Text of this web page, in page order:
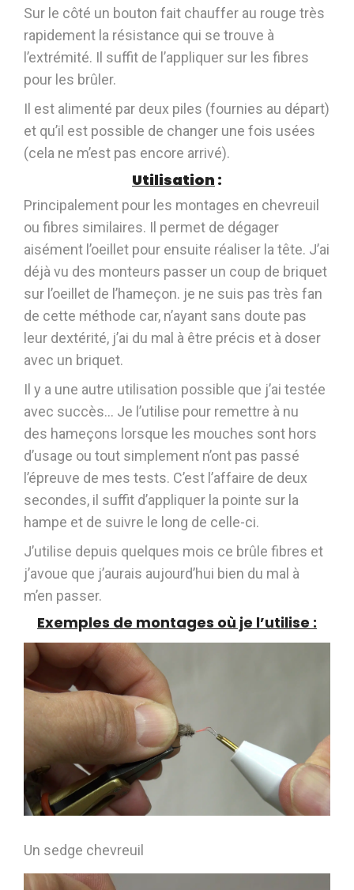
Sur le côté un bouton fait chauffer au rouge très
rapidement la résistance qui se trouve à
l’extrémité. Il suffit de l’appliquer sur les fibres
pour les brûler.
Il est alimenté par deux piles (fournies au départ)
et qu’il est possible de changer une fois usées
(cela ne m’est pas encore arrivé).
Utilisation :
Principalement pour les montages en chevreuil
ou fibres similaires. Il permet de dégager
aisément l’oeillet pour ensuite réaliser la tête. J’ai
déjà vu des monteurs passer un coup de briquet
sur l’oeillet de l’hameçon. je ne suis pas très fan
de cette méthode car, n’ayant sans doute pas
leur dextérité, j’ai du mal à être précis et à doser
avec un briquet.
Il y a une autre utilisation possible que j’ai testée
avec succès… Je l’utilise pour remettre à nu
des hameçons lorsque les mouches sont hors
d’usage ou tout simplement n’ont pas passé
l’épreuve de mes tests. C’est l’affaire de deux
secondes, il suffit d’appliquer la pointe sur la
hampe et de suivre le long de celle-ci.
J’utilise depuis quelques mois ce brûle fibres et
j’avoue que j’aurais aujourd’hui bien du mal à
m’en passer.
Exemples de montages où je l’utilise :
Un sedge chevreuil